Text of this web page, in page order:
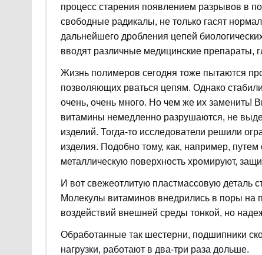
процесс старения появлением разрывов в
свободные радикалы, не только гасят
дальнейшего дробления цепей
вводят различные медицинские препараты,
Жизнь полимеров сегодня тоже пытаются
позволяющих рваться цепям. Однако
очень, очень много. Но чем же их заменить!
витамины немедленно разрушаются, не
изделий. Тогда-то исследователи решили
изделия. Подобно тому, как, например,
металлическую поверхность хромируют,
И вот свежеотлитую пластмассовую
Молекулы витаминов внедрились в поры на
воздействий внешней среды тонкой, но
Обработанные так шестерни, подшипники
нагрузки, работают в два-три раза дольше.